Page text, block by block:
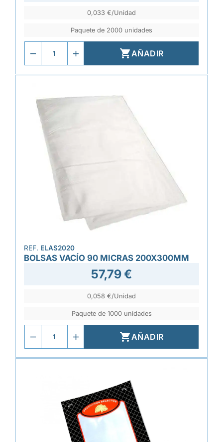
0,033 €/Unidad
Paquete de 2000 unidades
AÑADIR
REF. ELAS2020
BOLSAS VACÍO 90 MICRAS 200X300MM
57,79 €
0,058 €/Unidad
Paquete de 1000 unidades
AÑADIR